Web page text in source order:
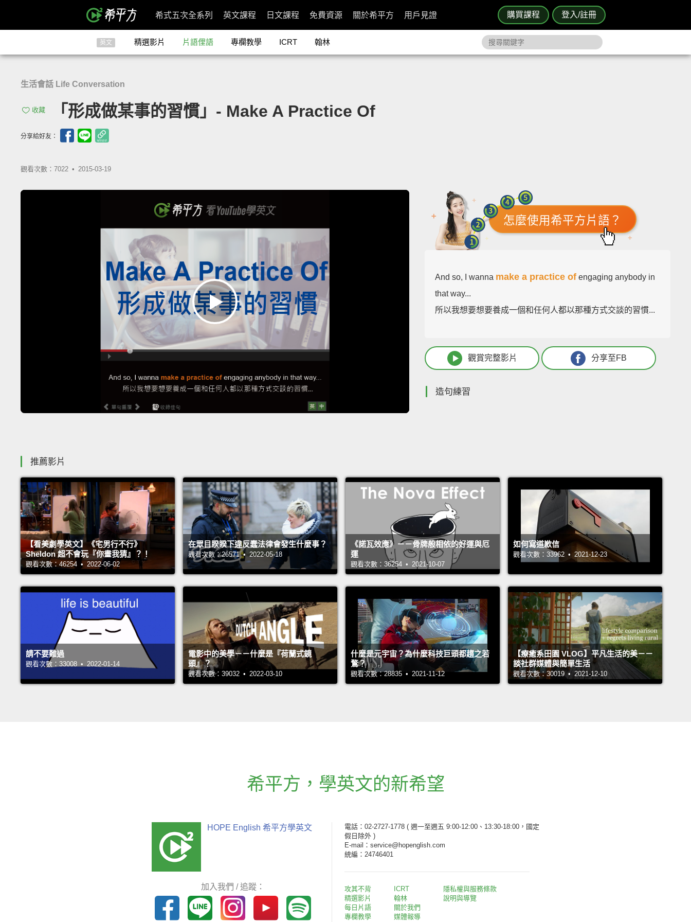
購買課程 登入/註冊
希式五次全系列 英文課程 日文課程 免費資源 關於希平方 用戶見證
英文 精選影片 片語俚語 專欄教學 ICRT 翰林
生活會話 Life Conversation
收藏 「形成做某事的習慣」- Make A Practice Of
分享給好友：
觀看次數：7022 • 2015-03-19
怎麼使用希平方片語？
And so, I wanna make a practice of engaging anybody in
that way...
所以我想要想要養成一個和任何人都以那種方式交談的習慣...
觀賞完整影片 分享至FB
造句練習
推薦影片
【看美劇學英文】《宅男行不行》
Sheldon 超不會玩『你畫我猜』？！
觀看次數：46254 • 2022-06-02
在眾目睽睽下違反蠢法律會發生什麼事？
觀看次數：26571 • 2022-05-18
《諾瓦效應》－－骨牌般相依的好運與厄
運
觀看次數：36254 • 2021-10-07
如何寫道歉信
觀看次數：33962 • 2021-12-23
請不要難過
觀看次數：33008 • 2022-01-14
電影中的美學－－什麼是『荷蘭式鏡
頭』？
觀看次數：39032 • 2022-03-10
什麼是元宇宙？為什麼科技巨頭都趨之若
鶩？
觀看次數：28835 • 2021-11-12
【療癒系田園 VLOG】平凡生活的美－－
談社群媒體與簡單生活
觀看次數：30019 • 2021-12-10
希平方 ， 學英文的新希望
HOPE English 希平方學英文
加入我們 / 追蹤：
電話：02-2727-1778 ( 週一至週五 9:00-12:00、13:30-18:00，國定
假日除外 )
E-mail：service@hopenglish.com
統編：24746401
攻其不背
精選影片
每日片語
專欄教學
ICRT
翰林
關於我們
媒體報導
隱私權與服務條款
說明與導覽